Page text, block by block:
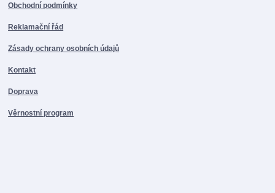
Obchodní podmínky
Reklamační řád
Zásady ochrany osobních údajů
Kontakt
Doprava
Věrnostní program